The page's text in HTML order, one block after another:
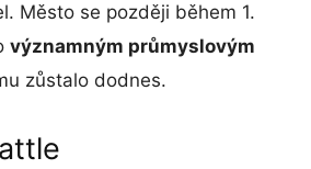
Město se později během 1.
významným průmyslovým
zůstalo dodnes.